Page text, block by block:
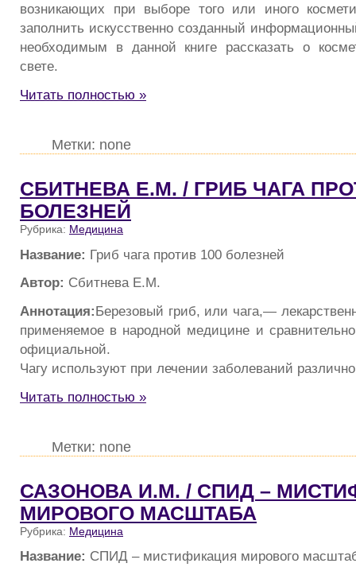
возникающих при выборе того или иного
заполнить искусственно созданный
необходимым в данной книге рассказать о
свете.
Читать полностью »
Метки: none
СБИТНЕВА Е.М. / ГРИБ ЧАГА
БОЛЕЗНЕЙ
Рубрика: Медицина
Название: Гриб чага против 100 болезней
Автор: Сбитнева Е.М.
Аннотация:Березовый гриб, или чага,—
применяемое в народной медицине и
официальной.
Чагу используют при лечении заболеваний
Читать полностью »
Метки: none
САЗОНОВА И.М. / СПИД –
МИРОВОГО МАСШТАБА
Рубрика: Медицина
Название: СПИД – мистификация мирового